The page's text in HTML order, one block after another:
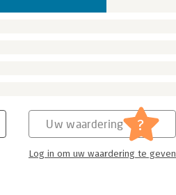
Uw waardering ?
Log in om uw waardering te geven